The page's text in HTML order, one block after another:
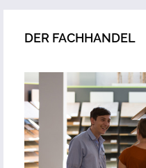
DER FACHHANDEL